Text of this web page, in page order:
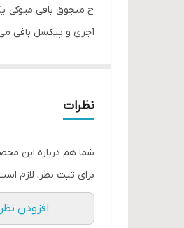
خ منجوق بافی میوکی
آجری و پیکسل بافی
نظرات
شما هم درباره این
برای ثبت نظر، لازم
افزودن نظر